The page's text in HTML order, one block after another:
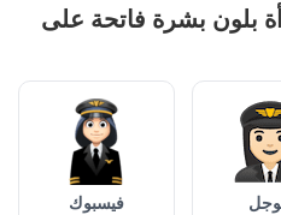
بلون بشرة فاتحة على
فيسبوك